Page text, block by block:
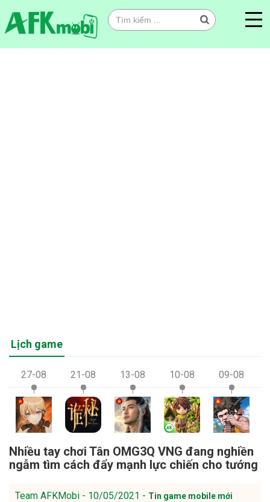
Lịch game
27-08 21-08 13-08 10-08 09-08
Nhiều tay chơi Tân OMG3Q VNG đang nghiền
ngẫm tìm cách đẩy mạnh lực chiến cho tướng
Team AFKMobi - 10/05/2021 - Tin game mobile mới